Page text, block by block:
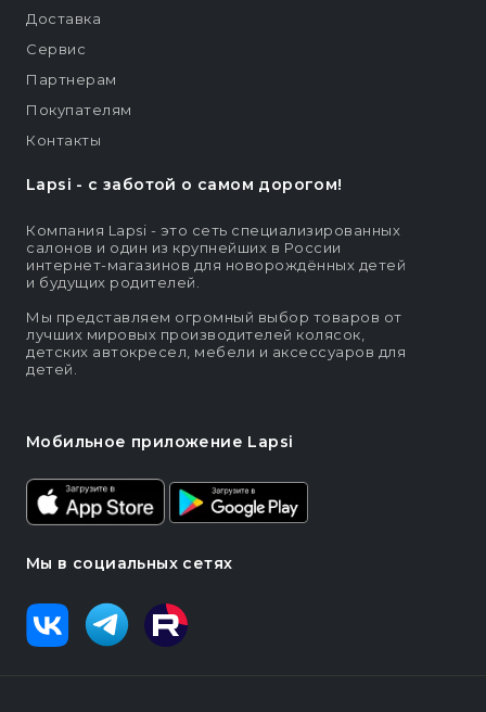
Lapsi - c заботой о самом дорогом!
Компания Lapsi - это сеть специализированных
салонов и один из крупнейших в России
интернет-магазинов для новорождённых детей
и будущих родителей.
Мы представляем огромный выбор товаров от
лучших мировых производителей колясок,
детских автокресел, мебели и аксессуаров для
детей.
Мобильное приложение Lapsi
Мы в социальных сетях
Доставка
Сервис
Партнерам
Покупателям
Контакты